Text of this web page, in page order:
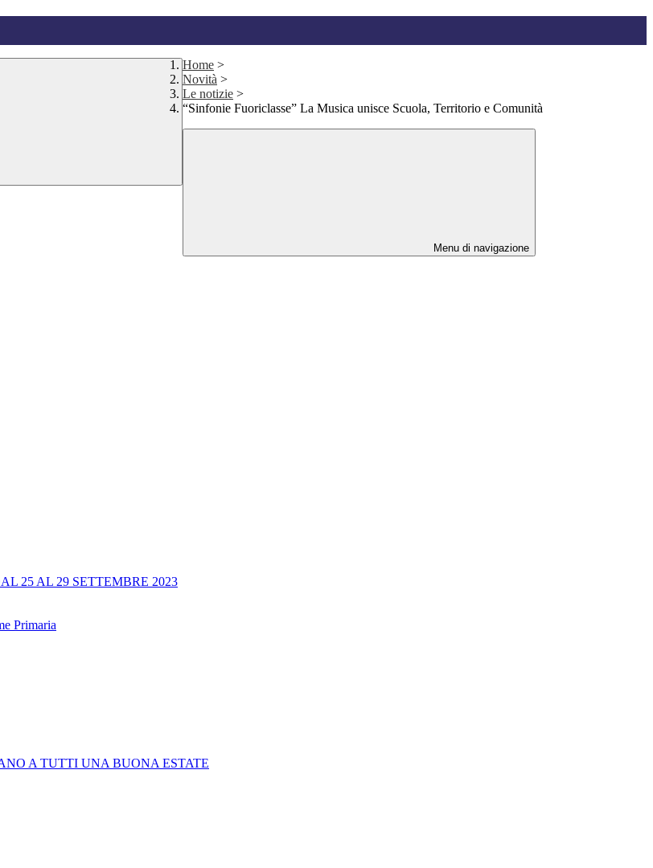
Home >
Novità >
Le notizie >
“Sinfonie Fuoriclasse” La Musica unisce Scuola, Territorio e Comunità
Menu di navigazione
25 AL 29 SETTEMBRE 2023
Primaria
A TUTTI UNA BUONA ESTATE